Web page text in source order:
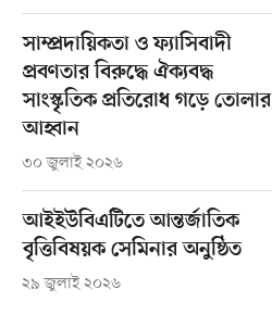
সাম্প্রদায়িকতা ও ফ্যাসিবাদী
প্রবণতার বিরুদ্ধে ঐক্যবদ্ধ
সাংস্কৃতিক প্রতিরোধ গড়ে তোলার
আহ্বান
৩০ জুলাই ২০২৬
আইইউবিএটিতে আন্তর্জাতিক
বৃত্তিবিষয়ক সেমিনার অনুষ্ঠিত
২৯ জুলাই ২০২৬